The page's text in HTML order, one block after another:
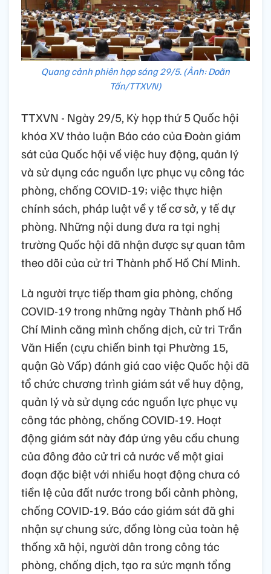
Quang cảnh phiên họp sáng 29/5. (Ảnh: Doãn
Tấn/TTXVN)
TTXVN - Ngày 29/5, Kỳ họp thứ 5 Quốc hội
khóa XV thảo luận Báo cáo của Đoàn giám
sát của Quốc hội về việc huy động, quản lý
và sử dụng các nguồn lực phục vụ công tác
phòng, chống COVID-19; việc thực hiện
chính sách, pháp luật về y tế cơ sở, y tế dự
phòng. Những nội dung đưa ra tại nghị
trường Quốc hội đã nhận được sự quan tâm
theo dõi của cử tri Thành phố Hồ Chí Minh.
Là người trực tiếp tham gia phòng, chống
COVID-19 trong những ngày Thành phố Hồ
Chí Minh căng mình chống dịch, cử tri Trần
Văn Hiển (cựu chiến binh tại Phường 15,
quận Gò Vấp) đánh giá cao việc Quốc hội đã
tổ chức chương trình giám sát về huy động,
quản lý và sử dụng các nguồn lực phục vụ
công tác phòng, chống COVID-19. Hoạt
động giám sát này đáp ứng yêu cầu chung
của đông đảo cử tri cả nước về một giai
đoạn đặc biệt với nhiều hoạt động chưa có
tiền lệ của đất nước trong bối cảnh phòng,
chống COVID-19. Báo cáo giám sát đã ghi
nhận sự chung sức, đồng lòng của toàn hệ
thống xã hội, người dân trong công tác
phòng, chống dịch, tạo ra sức mạnh tổng